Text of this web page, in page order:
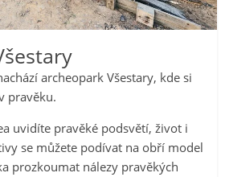
archeopark Všestary, kde si
pravěku.
uvidíte pravěké podsvětí, život i
se můžete podívat na obří model
prozkoumat nálezy pravěkých